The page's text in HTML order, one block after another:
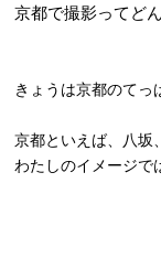
京都で撮影ってど
きょうは京都のてっ
京都といえば、八坂
わたしのイメージで